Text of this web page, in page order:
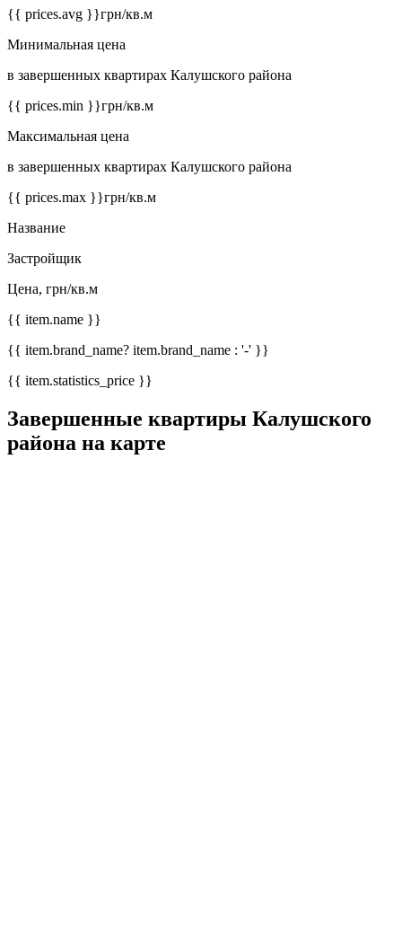
{{ prices.avg }}грн/кв.м
Минимальная цена
в завершенных квартирах Калушского района
{{ prices.min }}грн/кв.м
Максимальная цена
в завершенных квартирах Калушского района
{{ prices.max }}грн/кв.м
Название
Застройщик
Цена, грн/кв.м
{{ item.name }}
{{ item.brand_name? item.brand_name : '-' }}
{{ item.statistics_price }}
Завершенные квартиры Калушского
района на карте